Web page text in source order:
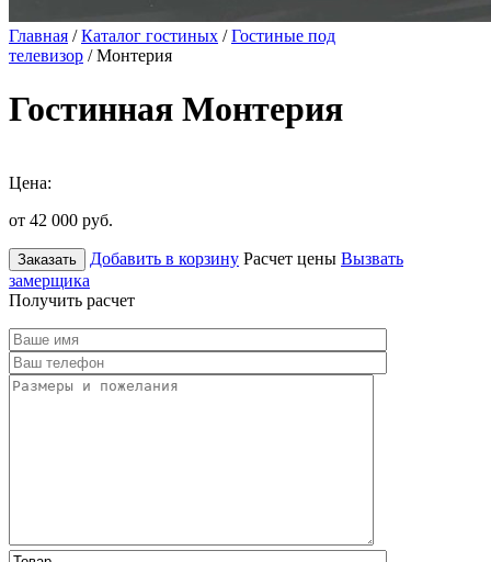
Главная /Каталог гостиных /Гостиные под
телевизор / Монтерия
Гостинная Монтерия
Цена:
от 42 000 руб.
Заказать Добавить в корзину Расчет цены Вызвать
замерщика
Получить расчет